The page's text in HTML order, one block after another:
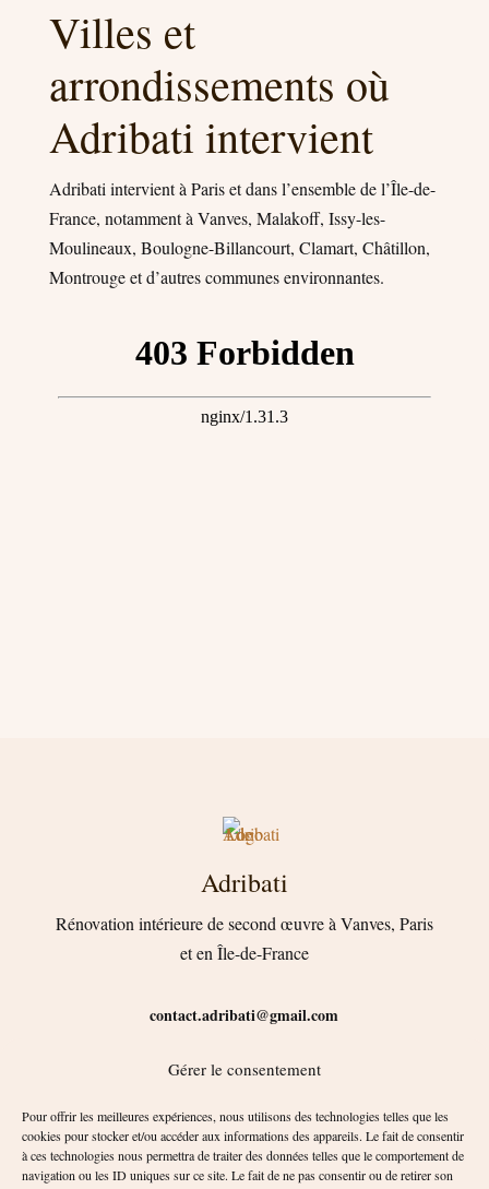
Gérer le consentement
Pour offrir les meilleures expériences, nous utilisons des technologies telles que les
cookies pour stocker et/ou accéder aux informations des appareils. Le fait de consentir
à ces technologies nous permettra de traiter des données telles que le comportement de
navigation ou les ID uniques sur ce site. Le fait de ne pas consentir ou de retirer son
Villes et
arrondissements où
Adribati intervient
Adribati intervient à Paris et dans l’ensemble de l’Île-de-
France, notamment à Vanves, Malakoff, Issy-les-
Moulineaux, Boulogne-Billancourt, Clamart, Châtillon,
Montrouge et d’autres communes environnantes.
Adribati
Rénovation intérieure de second œuvre à Vanves, Paris
et en Île-de-France
contact.adribati@gmail.com
Horaires : du lundi au vendredi, de 8h à 17h